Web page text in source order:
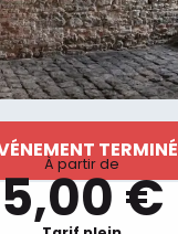
TERMINÉ
À partir de
5,00 €